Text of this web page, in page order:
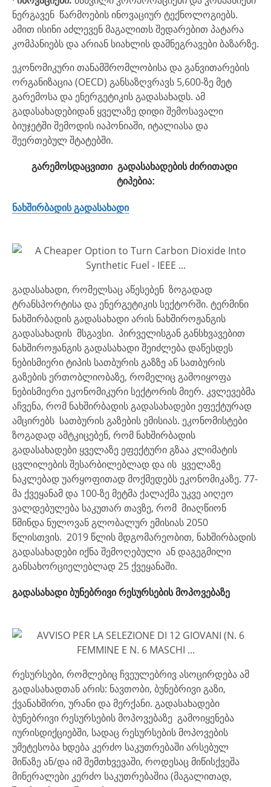
ნერგავენ წარმოების ინოვაციურ ტექნოლოგიებს.
ამით ისინი აძლევენ მაგალითს შედარებით პატარა
კომპანიებს და არიან სიახლის დამნეგრავები ბაზარზე.
ეკონომიკური თანამშრომლობისა და განვითარების
ორგანიზაცია (OECD) განსაზღვრავს 5,600-ზე მეტ
გარემოსა და ენერგეტიკის გადასახადს. ამ
გადასახადებიდან ყველაზე დიდი შემოსავალი
ბიუჯეტში შემოდის იაპონიაში, იტალიასა და
შეერთებულ შტატებში.
გარემოსდაცვითი გადასახადების ძირითადი
ტიპებია:
ნახშირბადის გადასახადი
გადასახადი, რომელსაც აწესებენ ზოგადად
ტრანსპორტისა და ენერგეტიკის სექტორში. ტერმინი
ნახშირბადის გადასახადი არის ნახშიროჟანგის
გადასახადის მსგავსი. პირველისგან განსხვავებით
ნახშიროჟანგის გადასახადი შეიძლება დაწესდეს
ნებისმიერი ტიპის სათბურის გაზზე ან სათბურის
გაზების ერთობლიობაზე, რომელიც გამოიყოფა
ნებისმიერი ეკონომიკური სექტორის მიერ. კვლევებმა
აჩვენა, რომ ნახშირბადის გადასახადები ეფექტურად
ამცირებს სათბურის გაზების ემისიას. ეკონომისტები
ზოგადად ამტკიცებენ, რომ ნახშირბადის
გადასახადები ყველაზე ეფექტური გზაა კლიმატის
ცვლილების შესარბილებლად და ის ყველაზე
ნაკლებად უარყოფითად მოქმედებს ეკონომიკაზე. 77-
მა ქვეყანამ და 100-ზე მეტმა ქალაქმა უკვე აიღეო
ვალდებულება საკუთარ თავზე, რომ მიაღწიონ
წმინდა ნულოვან გლობალურ ემისიას 2050
წლისთვის. 2019 წლის მდგომარეობით, ნახშირბადის
გადასახადები იქნა შემოღებული ან დაგეგმილი
განსახორციელებლად 25 ქვეყანაში.
გადასახადი ბუნებრივი რესურსების მოპოვებაზე
რესურსები, რომლებიც ჩვეულებრივ ასოცირდება ამ
გადასახადთან არის: ნავთობი, ბუნებრივი გაზი,
ქვანახშირი, ურანი და მერქანი. გადასახადები
ბუნებრივი რესურსების მოპოვებაზე გამოიყენება
იურისდიქციებში, სადაც რესურსების მოპოვების
უმეტესობა ხდება კერძო საკუთრებაში არსებულ
მიწაზე ან/და იმ შემთხვევაში, როდესაც მიწისქვეშა
მინერალები კერძო საკუთრებაშია (მაგალითად,